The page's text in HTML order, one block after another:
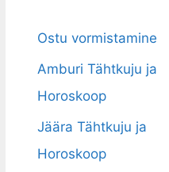
Ostu vormistamine
Amburi Tähtkuju ja
Horoskoop
Jäära Tähtkuju ja
Horoskoop